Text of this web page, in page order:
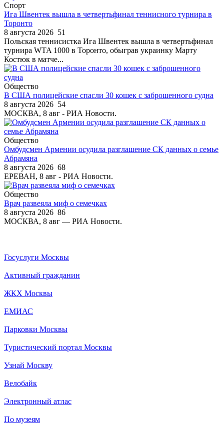
Спорт
Ига Швентек вышла в четвертьфинал теннисного турнира в
Торонто
8 августа 2026 51
Польская теннисистка Ига Швентек вышла в четвертьфинал
турнира WTA 1000 в Торонто, обыграв украинку Марту
Костюк в матче...
Общество
В США полицейские спасли 30 кошек с заброшенного судна
8 августа 2026 54
МОСКВА, 8 авг - РИА Новости.
Общество
Омбудсмен Армении осудила разглашение СК данных о семье
Абрамяна
8 августа 2026 68
ЕРЕВАН, 8 авг - РИА Новости.
Общество
Врач развеяла миф о семечках
8 августа 2026 86
МОСКВА, 8 авг — РИА Новости.
Госуслуги Москвы
Активный гражданин
ЖКХ Москвы
ЕМИАС
Парковки Москвы
Туристический портал Москвы
Узнай Москву
Велобайк
Электронный атлас
По музеям